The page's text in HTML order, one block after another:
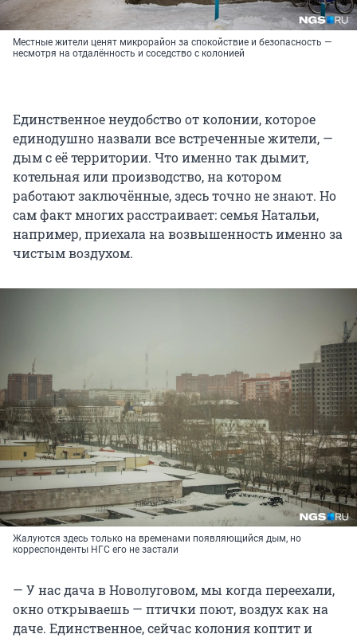
Местные жители ценят микрорайон за спокойствие и безопасность —
несмотря на отдалённость и соседство с колонией
Единственное неудобство от колонии, которое
единодушно назвали все встреченные жители, —
дым с её территории. Что именно так дымит,
котельная или производство, на котором
работают заключённые, здесь точно не знают. Но
сам факт многих расстраивает: семья Натальи,
например, приехала на возвышенность именно за
чистым воздухом.
Жалуются здесь только на временами появляющийся дым, но
корреспонденты НГС его не застали
— У нас дача в Новолуговом, мы когда переехали,
окно открываешь — птички поют, воздух как на
даче. Единственное, сейчас колония коптит и